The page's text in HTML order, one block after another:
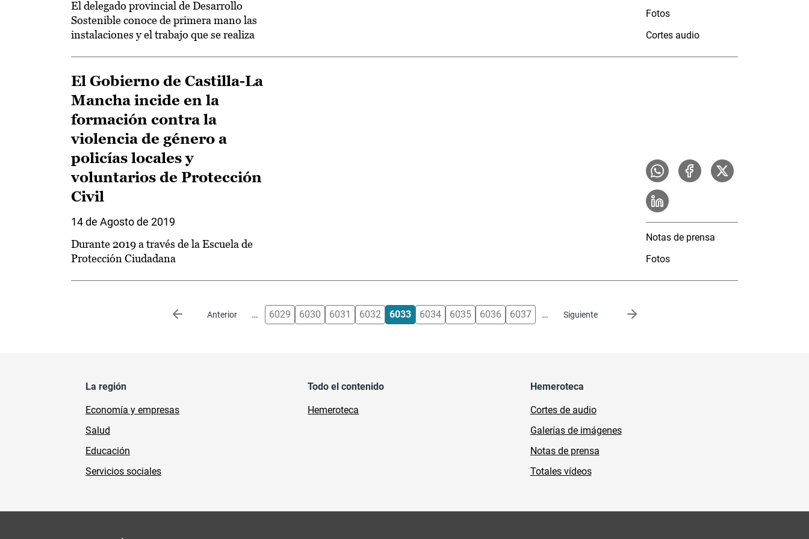
El delegado provincial de Desarrollo
Sostenible conoce de primera mano las
instalaciones y el trabajo que se realiza
Fotos
Cortes audio
El Gobierno de Castilla-La
Mancha incide en la
formación contra la
violencia de género a
policías locales y
voluntarios de Protección
Civil
14 de Agosto de 2019
Durante 2019 a través de la Escuela de
Protección Ciudadana
Notas de prensa
Fotos
Anterior
Página anterior … 6029 6030 6031 6032 6033 6034 6035 6036 6037 … Siguiente
Siguiente página
La región
Economía y empresas
Salud
Educación
Servicios sociales
Todo el contenido
Hemeroteca
Hemeroteca
Cortes de audio
Galerías de imágenes
Notas de prensa
Totales vídeos